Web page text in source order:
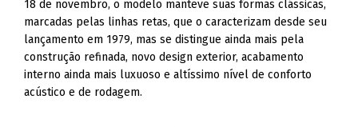
18 de novembro, o modelo manteve suas formas clássicas,
marcadas pelas linhas retas, que o caracterizam desde seu
lançamento em 1979, mas se distingue ainda mais pela
construção refinada, novo design exterior, acabamento
interno ainda mais luxuoso e altíssimo nível de conforto
acústico e de rodagem.